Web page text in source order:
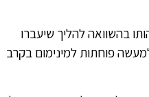
בהשוואה להליך שיעברו
פוחתות למינימום בקרב